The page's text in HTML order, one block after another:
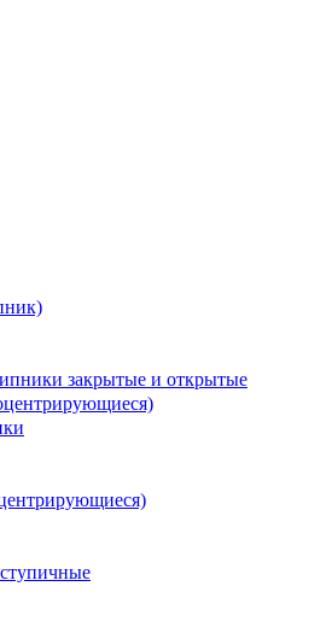
закрытые и открытые